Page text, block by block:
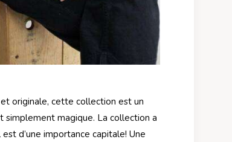
originale, cette collection est un
simplement magique. La collection a
d’une importance capitale! Une